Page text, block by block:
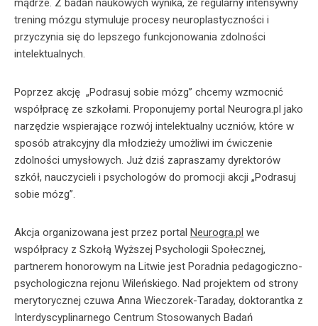
mądrze. Z badań naukowych wynika, że regularny intensywny
trening mózgu stymuluje procesy neuroplastyczności i
przyczynia się do lepszego funkcjonowania zdolności
intelektualnych.
Poprzez akcję „Podrasuj sobie mózg” chcemy wzmocnić
współpracę ze szkołami. Proponujemy portal Neurogra.pl jako
narzędzie wspierające rozwój intelektualny uczniów, które w
sposób atrakcyjny dla młodzieży umożliwi im ćwiczenie
zdolności umysłowych. Już dziś zapraszamy dyrektorów
szkół, nauczycieli i psychologów do promocji akcji „Podrasuj
sobie mózg”.
Akcja organizowana jest przez portal Neurogra.pl we
współpracy z Szkołą Wyższej Psychologii Społecznej,
partnerem honorowym na Litwie jest Poradnia pedagogiczno-
psychologiczna rejonu Wileńskiego. Nad projektem od strony
merytorycznej czuwa Anna Wieczorek-Taraday, doktorantka z
Interdyscyplinarnego Centrum Stosowanych Badań